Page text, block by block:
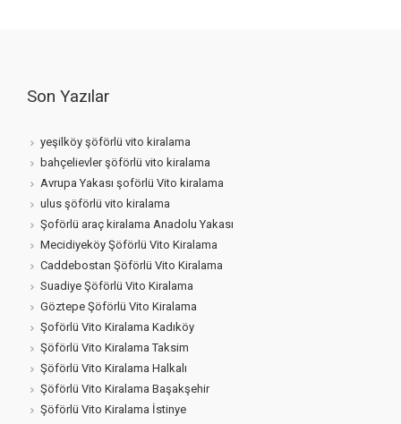
Son Yazılar
yeşilköy şöförlü vito kiralama
bahçelievler şöförlü vito kiralama
Avrupa Yakası şoförlü Vito kiralama
ulus şöförlü vito kiralama
Şoförlü araç kiralama Anadolu Yakası
Mecidiyeköy Şöförlü Vito Kiralama
Caddebostan Şöförlü Vito Kiralama
Suadiye Şöförlü Vito Kiralama
Göztepe Şöförlü Vito Kiralama
Şoförlü Vito Kiralama Kadıköy
Şöförlü Vito Kiralama Taksim
Şöförlü Vito Kiralama Halkalı
Şöförlü Vito Kiralama Başakşehir
Şöförlü Vito Kiralama İstinye